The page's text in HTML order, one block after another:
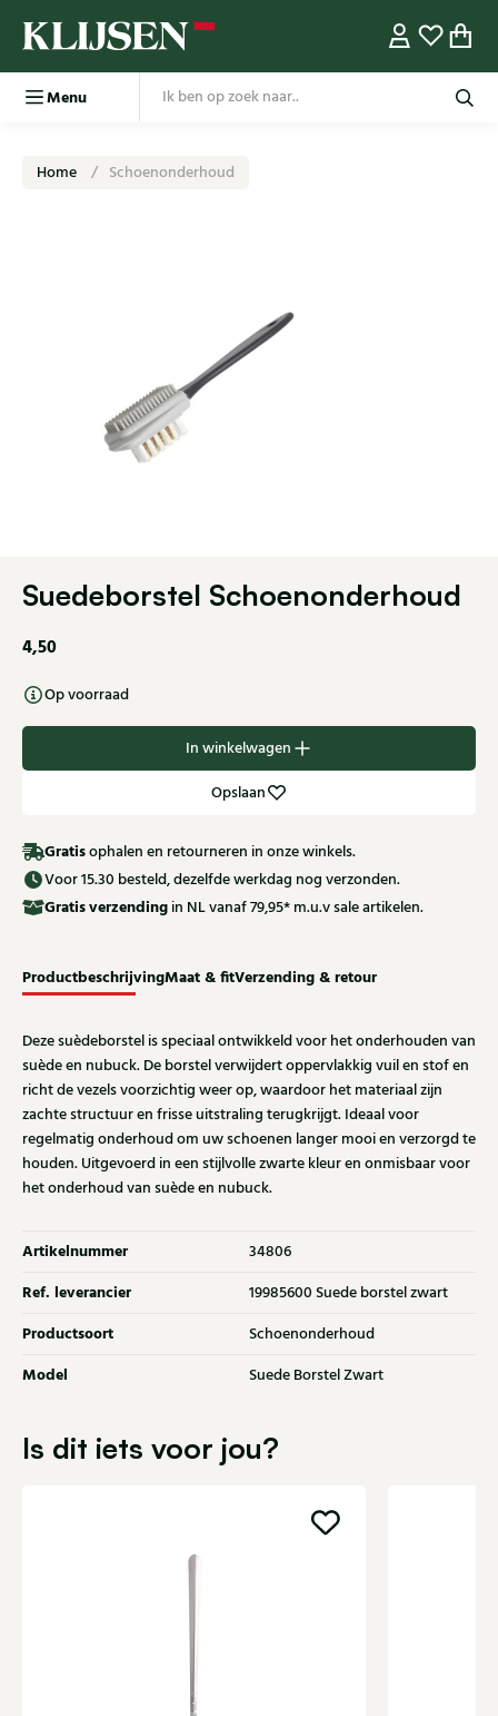
Menu
Home Schoenonderhoud
Suedeborstel Schoenonderhoud
4,50
Op voorraad
In winkelwagen
Opslaan
Gratisophalen en retourneren in onze winkels.
Voor 15.30 besteld, dezelfde werkdag nog verzonden.
Gratisverzending in NL vanaf 79,95* m.u.v sale artikelen.
ProductbeschrijvingMaat & fitVerzending & retour
Deze suèdeborstel is speciaal ontwikkeld voor het onderhouden van
suède en nubuck. De borstel verwijdert oppervlakkig vuil en stof en
richt de vezels voorzichtig weer op, waardoor het materiaal zijn
zachte structuur en frisse uitstraling terugkrijgt. Ideaal voor
regelmatig onderhoud om uw schoenen langer mooi en verzorgd te
houden. Uitgevoerd in een stijlvolle zwarte kleur en onmisbaar voor
het onderhoud van suède en nubuck.
Artikelnummer 34806
Ref. leverancier 19985600 Suede borstel zwart
Productsoort Schoenonderhoud
Model Suede Borstel Zwart
Is dit iets voor jou?